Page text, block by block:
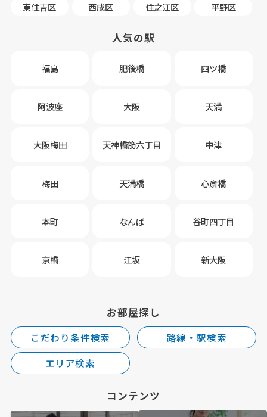
東住吉区
西成区 住之江区 平野区
人気の駅
福島 肥後橋 四ツ橋
阿波座 大阪 天満
大阪梅田 天神橋筋六丁目 中津
梅田 天満橋 心斎橋
本町 なんば 谷町四丁目
京橋 江坂 新大阪
お部屋探し
こだわり条件検索
路線・駅検索
エリア検索
コンテンツ